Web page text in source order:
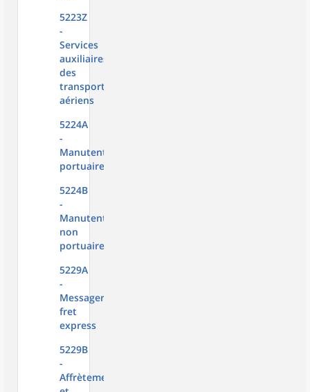
5223Z
-
Services
auxiliaires
des
transports
aériens
5224A
-
Manutention
portuaire
5224B
-
Manutention
non
portuaire
5229A
-
Messagerie,
fret
express
5229B
-
Affrètement